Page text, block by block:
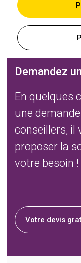
Demandez
En quelques
une
conseillers, il
proposer la
votre besoin !
Votre devis